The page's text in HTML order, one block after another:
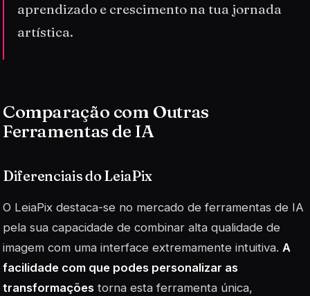
aprendizado e crescimento na tua jornada
artística.
Comparação com Outras
Ferramentas de IA
Diferenciais do LeiaPix
O LeiaPix destaca-se no mercado de ferramentas de IA
pela sua capacidade de combinar alta qualidade de
imagem com uma interface extremamente intuitiva. A
facilidade com que podes personalizar as
transformações torna esta ferramenta única,